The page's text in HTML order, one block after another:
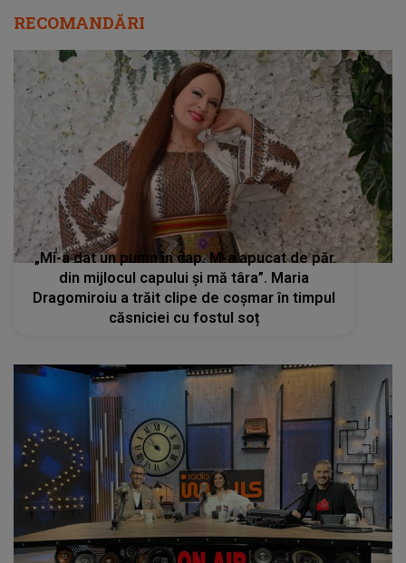
RECOMANDĂRI
„Mi-a dat un pumn în cap. M-a apucat de păr
din mijlocul capului și mă târa”. Maria
Dragomiroiu a trăit clipe de coșmar în timpul
căsniciei cu fostul soț